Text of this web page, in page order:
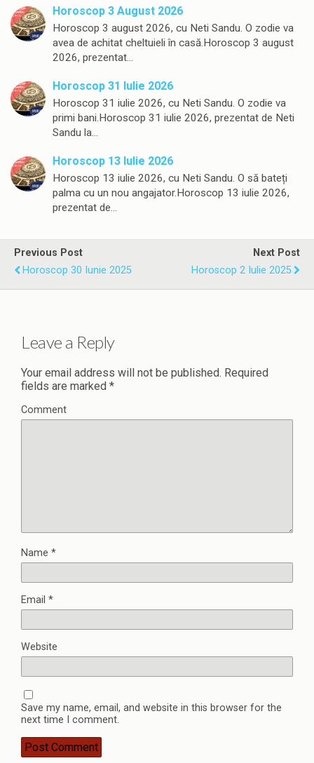
Horoscop 3 August 2026
Horoscop 3 august 2026, cu Neti Sandu. O zodie va
avea de achitat cheltuieli în casă.Horoscop 3 august
2026, prezentat…
Horoscop 31 Iulie 2026
Horoscop 31 iulie 2026, cu Neti Sandu. O zodie va
primi bani.Horoscop 31 iulie 2026, prezentat de Neti
Sandu la…
Horoscop 13 Iulie 2026
Horoscop 13 iulie 2026, cu Neti Sandu. O să bateți
palma cu un nou angajator.Horoscop 13 iulie 2026,
prezentat de…
Previous Post
Horoscop 30 Iunie 2025
Next Post
Horoscop 2 Iulie 2025
Leave a Reply
Your email address will not be published. Required
fields are marked *
Comment
Name *
Email *
Website
Save my name, email, and website in this browser for the
next time I comment.